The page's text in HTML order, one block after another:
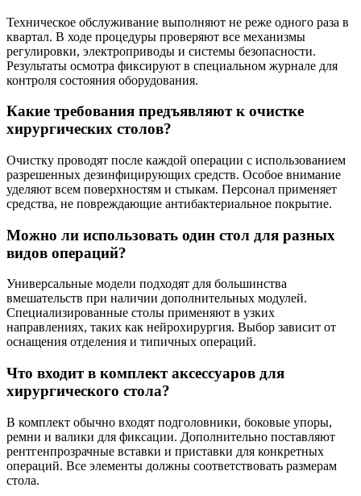
Техническое обслуживание выполняют не реже одного раза в
квартал. В ходе процедуры проверяют все механизмы
регулировки, электроприводы и системы безопасности.
Результаты осмотра фиксируют в специальном журнале для
контроля состояния оборудования.
Какие требования предъявляют к очистке
хирургических столов?
Очистку проводят после каждой операции с использованием
разрешенных дезинфицирующих средств. Особое внимание
уделяют всем поверхностям и стыкам. Персонал применяет
средства, не повреждающие антибактериальное покрытие.
Можно ли использовать один стол для разных
видов операций?
Универсальные модели подходят для большинства
вмешательств при наличии дополнительных модулей.
Специализированные столы применяют в узких
направлениях, таких как нейрохирургия. Выбор зависит от
оснащения отделения и типичных операций.
Что входит в комплект аксессуаров для
хирургического стола?
В комплект обычно входят подголовники, боковые упоры,
ремни и валики для фиксации. Дополнительно поставляют
рентгенпрозрачные вставки и приставки для конкретных
операций. Все элементы должны соответствовать размерам
стола.